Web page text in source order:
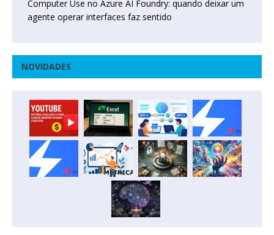
Computer Use no Azure AI Foundry: quando deixar um
agente operar interfaces faz sentido
NOVIDADES